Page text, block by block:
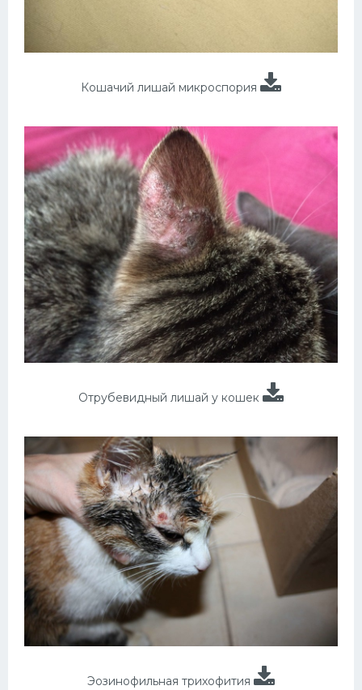
Кошачий лишай микроспория
Отрубевидный лишай у кошек
Эозинофильная трихофития